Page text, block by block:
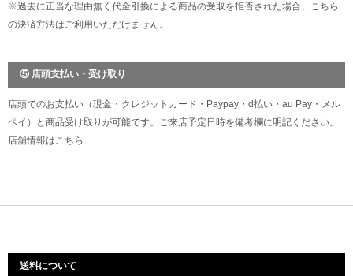
※過去に正当な理由無く代金引換による商品の受取を拒否された場合、こちら
の決済方法はご利用いただけません。
⑤ 店頭支払い・受け取り
店頭でのお支払い（現金・クレジットカード・Paypay・d払い・au Pay・メル
ペイ）と商品受け取りが可能です。ご来店予定日時を備考欄に明記ください。
店舗情報はこちら
送料について